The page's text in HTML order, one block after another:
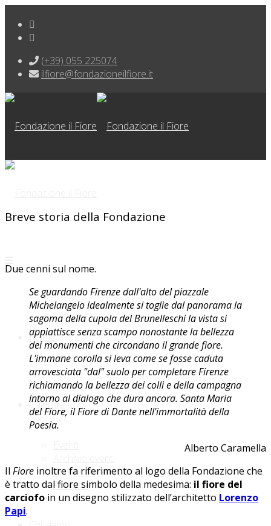
(+39) 055 225074
ilfiore@fondazioneilfiore.it
Home
Calendario
Archivio eventi (1999-2018)
Annunci
Breve storia della Fondazione
Due cenni sul nome.
Se guardando Firenze dall'alto del piazzale
Michelangelo idealmente si toglie dal panorama la
sagoma della cupola del Brunelleschi la vista si
appiattisce senza scampo nonostante la bellezza
dei monumenti che circondano il grande fiore.
L'immane corolla si leva come se fosse caduta
arrovesciata "dal" suolo per completare Firenze
richiamando la bellezza dei colli e della campagna
intorno al dialogo che dura ancora. Santa Maria
del Fiore, il Fiore di Dante nell'immortalità della
Poesia.
Alberto Caramella
Il Fiore inoltre fa riferimento al logo della Fondazione che
è tratto dal fiore simbolo della medesima: il fiore del
carciofo in un disegno stilizzato dell’architetto Lorenzo
Papi.